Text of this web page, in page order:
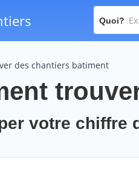
Quoi?
des chantiers batiment
votre chiffre